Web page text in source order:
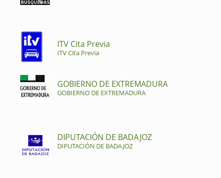
ITV Cita Previa
ITV Cita Previa
GOBIERNO DE EXTREMADURA
GOBIERNO DE EXTREMADURA
DIPUTACIÓN DE BADAJOZ
DIPUTACIÓN DE BADAJOZ